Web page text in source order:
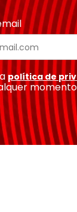
política de